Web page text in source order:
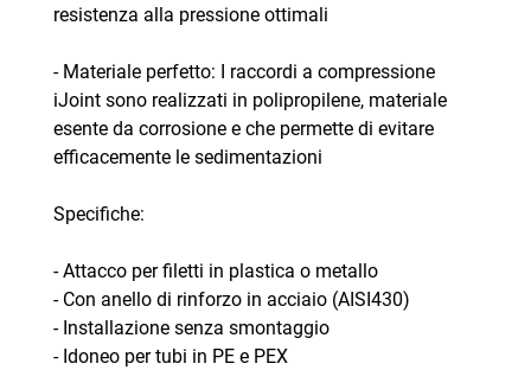
resistenza alla pressione ottimali
- Materiale perfetto: I raccordi a compressione
iJoint sono realizzati in polipropilene, materiale
esente da corrosione e che permette di evitare
efficacemente le sedimentazioni
Specifiche:
- Attacco per filetti in plastica o metallo
- Con anello di rinforzo in acciaio (AISI430)
- Installazione senza smontaggio
- Idoneo per tubi in PE e PEX